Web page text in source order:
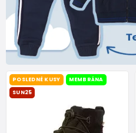
POSLEDNÉ KUSY
MEMBRÁNA
SUN25